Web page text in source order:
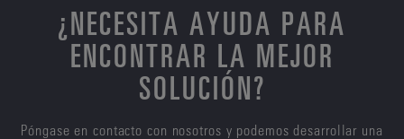
¿NECESITA AYUDA PARA
ENCONTRAR LA MEJOR
SOLUCIÓN?
Póngase en contacto con nosotros y podemos desarrollar una